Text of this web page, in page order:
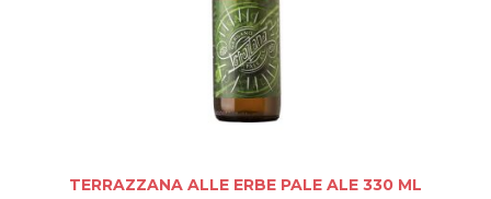
TERRAZZANA ALLE ERBE PALE ALE 330 ML